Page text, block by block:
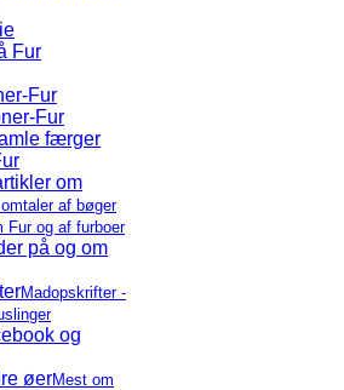
Fur
Fur
Fur
færger
om
af bøger
Fur og af furboer
på og om
Madopskrifter -
og
øerMest om